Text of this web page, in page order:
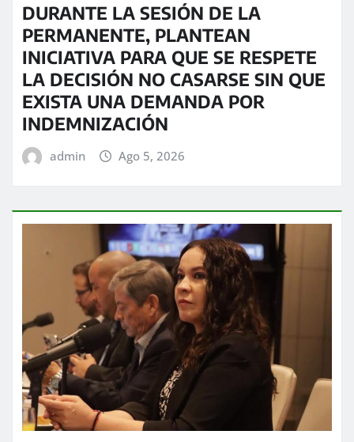
DURANTE LA SESIÓN DE LA
PERMANENTE, PLANTEAN
INICIATIVA PARA QUE SE RESPETE
LA DECISIÓN NO CASARSE SIN QUE
EXISTA UNA DEMANDA POR
INDEMNIZACIÓN
admin Ago 5, 2026